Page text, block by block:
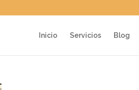
Inicio Servicios Blog